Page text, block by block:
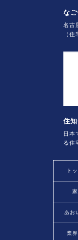
な
名古
（住
住
日本
る住
ト
あお
業